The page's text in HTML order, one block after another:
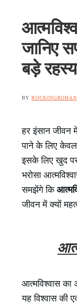
जानिए
बड़े
BY
हर इंसान जीवन
पाने के लिए केवल
इसके लिए खुद पर
भरोसा
समझेंगे कि
जीवन में क्यों
आत्मविश्वास का
यह विश्वास की